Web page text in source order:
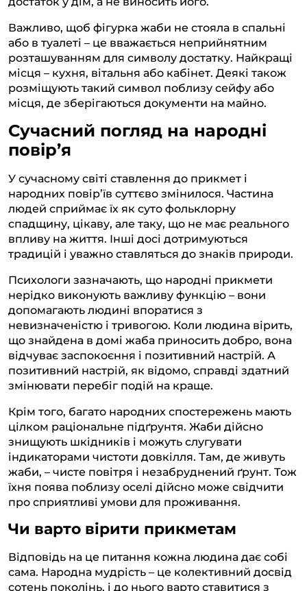
Важливо, щоб фігурка жаби не стояла в спальні
або в туалеті – це вважається неприйнятним
розташуванням для символу достатку. Найкращі
місця – кухня, вітальня або кабінет. Деякі також
розміщують такий символ поблизу сейфу або
місця, де зберігаються документи на майно.
Сучасний погляд на народні
повір’я
У сучасному світі ставлення до прикмет і
народних повір’їв суттєво змінилося. Частина
людей сприймає їх як суто фольклорну
спадщину, цікаву, але таку, що не має реального
впливу на життя. Інші досі дотримуються
традицій і уважно ставляться до знаків природи.
Психологи зазначають, що народні прикмети
нерідко виконують важливу функцію – вони
допомагають людині впоратися з
невизначеністю і тривогою. Коли людина вірить,
що знайдена в домі жаба приносить добро, вона
відчуває заспокоєння і позитивний настрій. А
позитивний настрій, як відомо, справді здатний
змінювати перебіг подій на краще.
Крім того, багато народних спостережень мають
цілком раціональне підґрунтя. Жаби дійсно
знищують шкідників і можуть слугувати
індикаторами чистоти довкілля. Там, де живуть
жаби, – чисте повітря і незабруднений ґрунт. Тож
їхня поява поблизу оселі дійсно може свідчити
про сприятливі умови для проживання.
Чи варто вірити прикметам
Відповідь на це питання кожна людина дає собі
сама. Народна мудрість – це колективний досвід
сотень поколінь, і до нього варто ставитися з